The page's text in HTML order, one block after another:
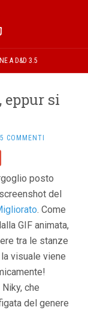
A D&D 3.5
eppur si
5 COMMENTI
posto
del
. Come
GIF animata,
tra le stanze
visuale viene
che
del genere